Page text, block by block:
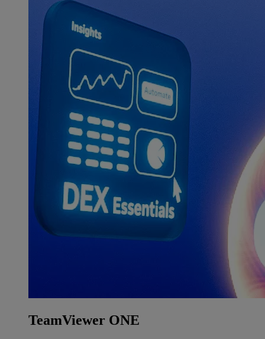
TeamViewer ONE